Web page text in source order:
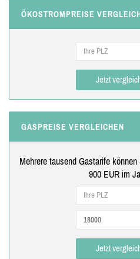
ÖKOSTROMPREISE
Jetzt
GASPREISE VERGLEICHEN
Mehrere tausend Gastarife
900 EUR im
Jetzt